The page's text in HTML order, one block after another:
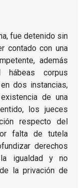
fue detenido sin
contado con una
además
corpus
dos instancias,
de una
los jueces
respecto del
falta de tutela
derechos
igualdad y no
la privación de